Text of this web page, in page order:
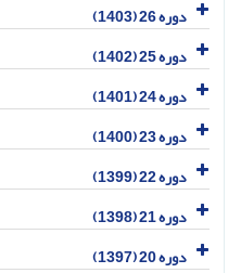
دوره 26 (1403)
دوره 25 (1402)
دوره 24 (1401)
دوره 23 (1400)
دوره 22 (1399)
دوره 21 (1398)
دوره 20 (1397)